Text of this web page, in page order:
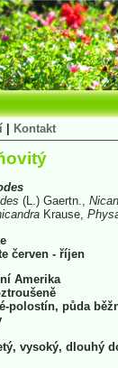
Kontakt
(L.) Gaertn.,
Krause,
červen - říjen
Amerika
polostín, půda
vysoký, dlouhý